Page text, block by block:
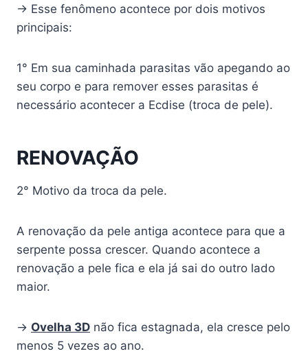
→ Esse fenômeno acontece por dois motivos
principais:
1° Em sua caminhada parasitas vão apegando ao
seu corpo e para remover esses parasitas é
necessário acontecer a Ecdise (troca de pele).
RENOVAÇÃO
2° Motivo da troca da pele.
A renovação da pele antiga acontece para que a
serpente possa crescer. Quando acontece a
renovação a pele fica e ela já sai do outro lado
maior.
→ Ovelha 3D não fica estagnada, ela cresce pelo
menos 5 vezes ao ano.